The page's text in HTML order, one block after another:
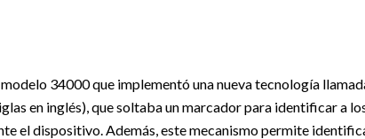
34000 que implementó una nueva tecnología
en inglés), que soltaba un marcador para identificar a
el dispositivo. Además, este mecanismo permite